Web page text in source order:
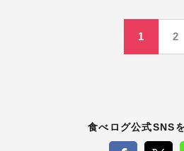
1 2
食べログ公式SNS